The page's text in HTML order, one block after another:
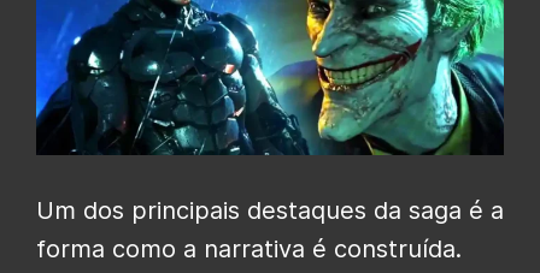
Um dos principais destaques da saga é a
forma como a narrativa é construída.